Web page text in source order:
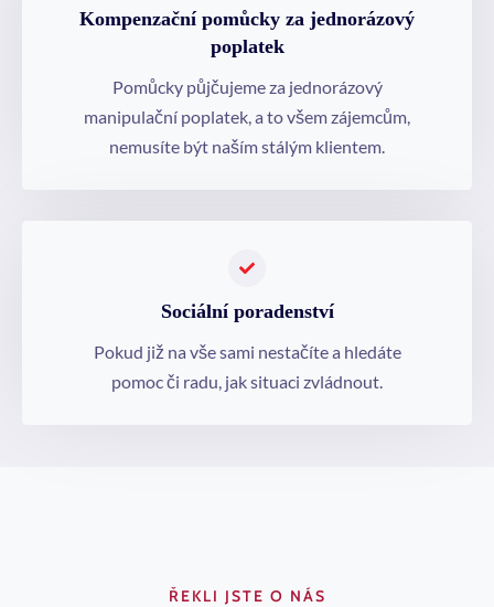
Kompenzační pomůcky za jednorázový
poplatek
Pomůcky půjčujeme za jednorázový
manipulační poplatek, a to všem zájemcům,
nemusíte být naším stálým klientem.
Sociální poradenství
Pokud již na vše sami nestačíte a hledáte
pomoc či radu, jak situaci zvládnout.
ŘEKLI JSTE O NÁS